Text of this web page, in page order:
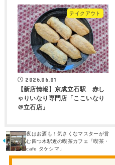
テイクアウト
2026.06.01
【新店情報】京成立石駅 赤し
ゃりいなり専門店「ここいなり
＠立石店」
夜はお酒も！気さくなマスターが営
む四つ木駅近の喫茶カフェ「喫茶・
cafe タケシマ」